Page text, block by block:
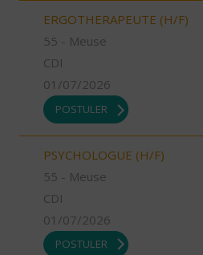
ERGOTHERAPEUTE (H/F)
55 - Meuse
CDI
01/07/2026
POSTULER
PSYCHOLOGUE (H/F)
55 - Meuse
CDI
01/07/2026
POSTULER